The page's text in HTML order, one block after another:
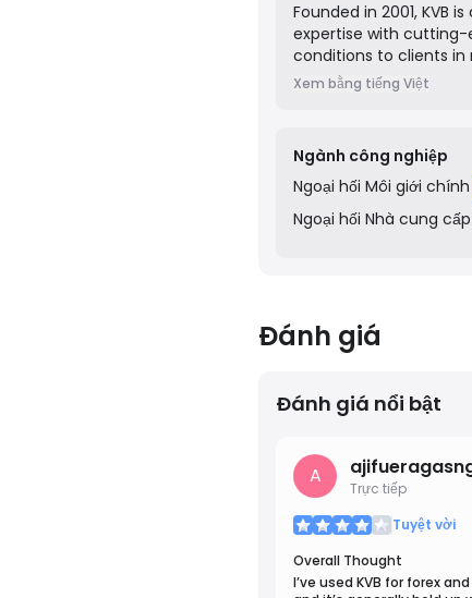
Founded in 2001, KVB
expertise with
conditions to clients in
trading platforms
out as a trusted and
experience.
Xem bằng tiếng Việt
Ngành công nghiệp
Ngoại hối Môi giới chính
Ngoại hối Nhà cung
Đánh giá
Đánh giá nổi bật
A
Trực tiếp
Tuyệt vời
Overall Thought
I’ve used KVB for forex